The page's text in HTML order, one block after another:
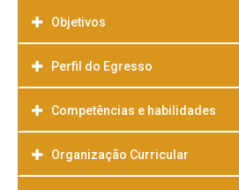
Objetivos
Perfil do Egresso
Competências e habilidades
Organização Curricular